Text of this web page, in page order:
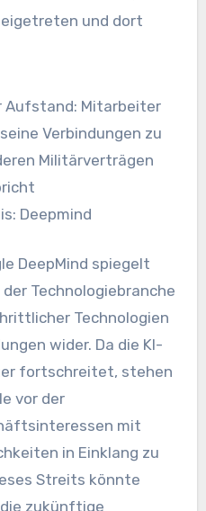
und dort
Deepmind
DeepMind spiegelt
Technologiebranche
Technologien
wider. Da die KI-
fortschreitet, stehen
vor der
mit
in Einklang zu
Streits könnte
zukünftige